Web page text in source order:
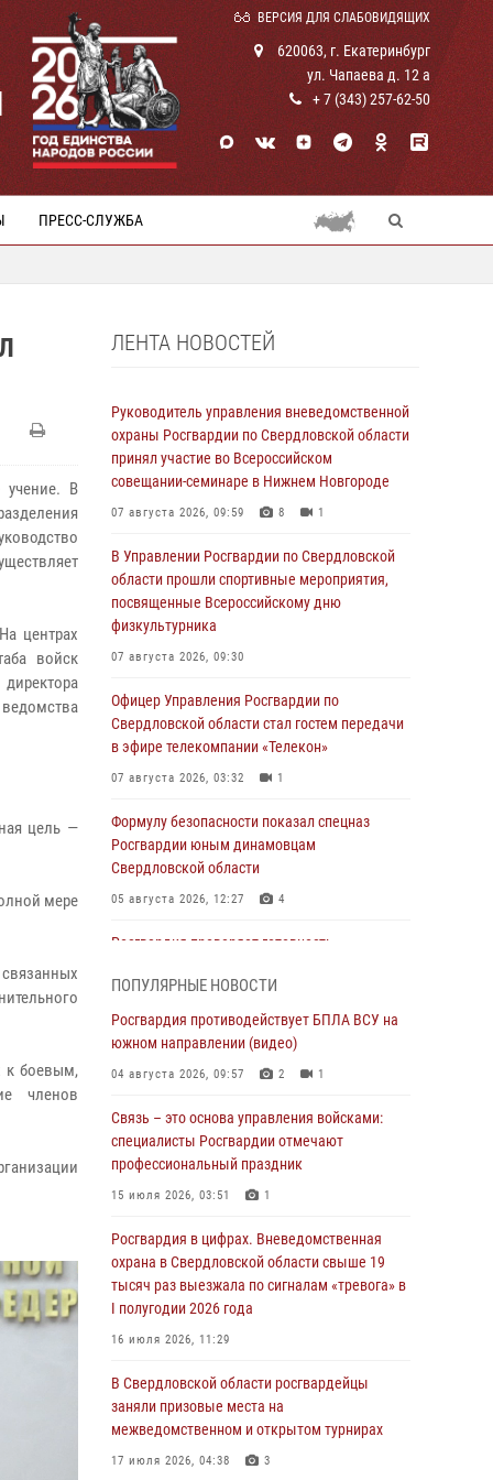
ВЕРСИЯ ДЛЯ СЛАБОВИДЯЩИХ
620063, г. Екатеринбург
ул. Чапаева д. 12 а
+ 7 (343) 257-62-50
ПРЕСС-СЛУЖБА
учение. В
центрах
войск
ведомства
цель —
мере
к боевым,
членов
ЛЕНТА НОВОСТЕЙ
Руководитель управления вневедомственной
охраны Росгвардии по Свердловской области
принял участие во Всероссийском
совещании-семинаре в Нижнем Новгороде
07 августа 2026, 09:59 8 1
В Управлении Росгвардии по Свердловской
области прошли спортивные мероприятия,
посвященные Всероссийскому дню
физкультурника
07 августа 2026, 09:30
Офицер Управления Росгвардии по
Свердловской области стал гостем передачи
в эфире телекомпании «Телекон»
07 августа 2026, 03:32 1
Формулу безопасности показал спецназ
Росгвардии юным динамовцам
Свердловской области
05 августа 2026, 12:27 4
Росгвардия проверяет готовность
учебному году
05 августа 2026, 05:44 10
Росгвардия противодействует БПЛА ВСУ на
04 августа 2026, 09:57 2 1
Росгвардия приняла участие в обеспечении
безопасности Дня города в Екатеринбурге
Росгвардия приняла участие в
межведомственном антитеррористическом
учении в Свердловской области
31 июля 2026, 12:27
Росгвардия обеспечивает безопасность
граждан на южном направлении
31 июля 2026, 06:56 1
ПОПУЛЯРНЫЕ НОВОСТИ
Росгвардия противодействует БПЛА ВСУ на
южном направлении (видео)
04 августа 2026, 09:57 2 1
Связь – это основа управления войсками:
специалисты Росгвардии отмечают
профессиональный праздник
15 июля 2026, 03:51 1
Росгвардия в цифрах. Вневедомственная
охрана в Свердловской области свыше 19
тысяч раз выезжала по сигналам «тревога» в
I полугодии 2026 года
16 июля 2026, 11:29
В Свердловской области росгвардейцы
заняли призовые места на
межведомственном и открытом турнирах
17 июля 2026, 04:38 3